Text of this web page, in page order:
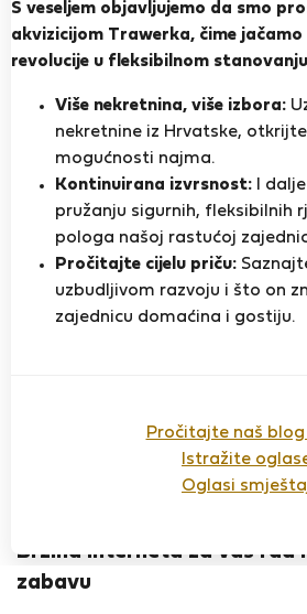
S veseljem objavljujemo da smo
akvizicijom Trawerka, čime
revolucije u fleksibilnom
Više nekretnina, više izbora:
nekretnine iz Hrvatske,
mogućnosti najma.
Kontinuirana izvrsnost: I
pružanju sigurnih, fleksibilnih
pologa našoj rastućoj
Pročitajte cijelu priču:
uzbudljivom razvoju i što on
zajednicu domaćina i gostiju.
Pročitajte naš
Istražite
Oglasi
3rd floor
StayProtection Stay
Vaš boravak u ovom smještaju
našim paketom StayProtection
Benefits!Pročitaj više
Stan za najam - Budimpešta
Mónika S.
Provjereni
Na Flatio od lipnja 2020
You are welcome in our beautiful,
equipped studio apartment in the
very near to many Universities
air conditioning are available to
Brzina interneta za vaš rad
zabavu